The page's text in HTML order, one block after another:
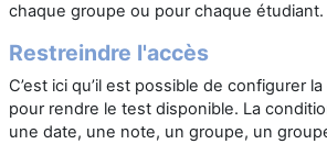
chaque groupe ou pour chaque étudiant.
Restreindre l'accès
C’est ici qu’il est possible de configurer
pour rendre le test disponible. La
une date, une note, un groupe, un